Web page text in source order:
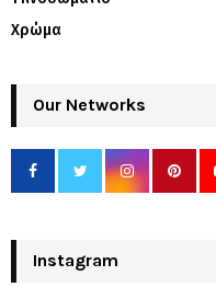
Χρώμα
Our Networks
Instagram